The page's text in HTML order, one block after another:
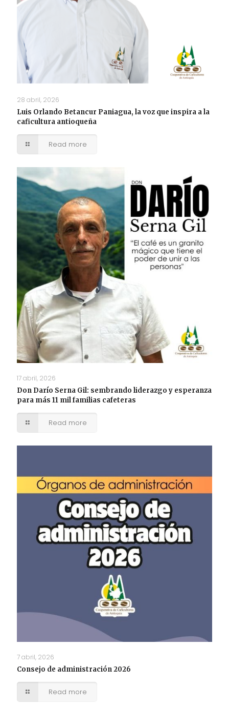
28 abril, 2026
Luis Orlando Betancur Paniagua, la voz que inspira a la
caficultura antioqueña
Read more
17 abril, 2026
Don Darío Serna Gil: sembrando liderazgo y esperanza
para más 11 mil familias cafeteras
Read more
7 abril, 2026
Consejo de administración 2026
Read more